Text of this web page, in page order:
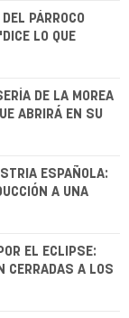
PÁRROCO
LO QUE
DE LA MOREA
ABRIRÁ EN SU
ESPAÑOLA:
A UNA
EL ECLIPSE:
CERRADAS A LOS